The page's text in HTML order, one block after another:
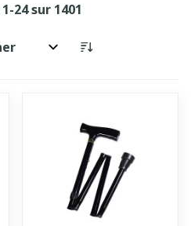
1-24sur 1401